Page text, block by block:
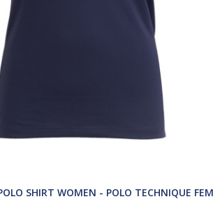
SHIRT WOMEN - POLO TECHNIQUE